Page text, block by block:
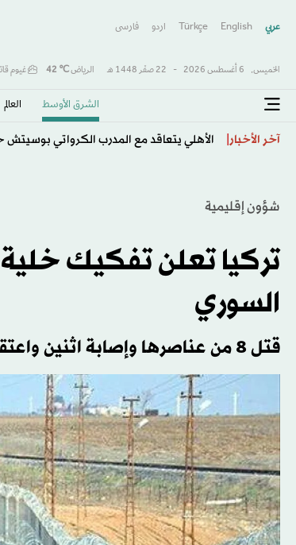
عربي English
Türkçe اردو فارسى
الخميس, 6 أغسطس 2026 - 22 صفَر 1448 هـ الرياض℃
42 غيوم
الشرق الأوسط​ العالم
آخر الأخبار الأهلي يتعاقد مع المدرب الكرواتي بوسيتش
شؤون إقليمية
تركيا تعلن تفكيك
السوري
قتل 8 من عناصرها وإصابة اثنين واعتقال 4 في إدلب